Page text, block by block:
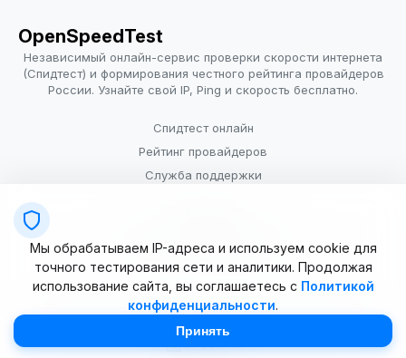
OpenSpeedTest
Независимый онлайн-сервис проверки скорости интернета
(Спидтест) и формирования честного рейтинга провайдеров
России. Узнайте свой IP, Ping и скорость бесплатно.
Спидтест онлайн
Рейтинг провайдеров
Служба поддержки
Условия использования
© 2025–2026 OpenSpeedTest (ИП Долматова В.В.). Все права
Мы обрабатываем IP-адреса и используем cookie для
точного тестирования сети и аналитики. Продолжая
использование сайта, вы соглашаетесь с Политикой
конфиденциальности.
Принять